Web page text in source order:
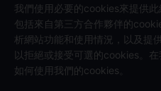
聯繫我們
如果您需要任何幫助，請點擊「客戶
客戶服務
我們使用必要的cookies來提供
包括來自第三方合作夥伴的
析網站功能和使用情況，以及提
以拒絕或接受可選的cookies。在
如何使用我們的cookies。